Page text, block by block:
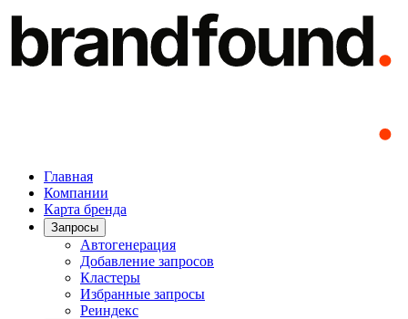
Главная
Компании
Карта бренда
Запросы
Автогенерация
Добавление запросов
Кластеры
Избранные запросы
Реиндекс